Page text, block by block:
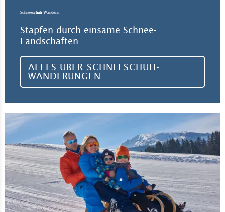
Schneeschuh-Wandern
Stapfen durch einsame Schnee-
Landschaften
ALLES ÜBER SCHNEESCHUH-
WANDERUNGEN